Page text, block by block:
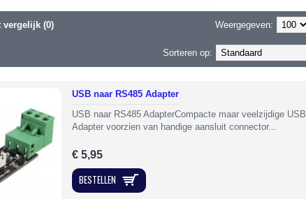
vergelijk (0) Weergegeven:
Sorteren op:
USB naar RS485 Adapter
USB naar RS485 AdapterCompacte maar veelzijdige USB
Adapter voorzien van handige aansluit connector...
€ 5,95
BESTELLEN